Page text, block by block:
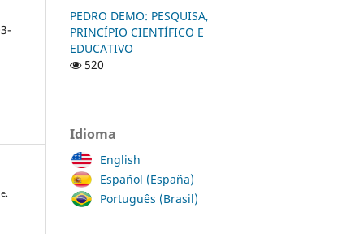
PEDRO DEMO: PESQUISA,
PRINCÍPIO CIENTÍFICO E
EDUCATIVO
520
Idioma
English
Español (España)
Português (Brasil)